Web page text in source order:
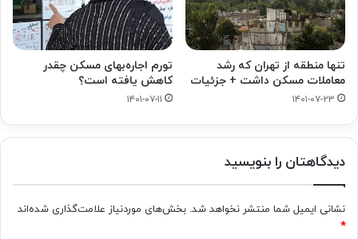
تنها منطقه از تهران که رشد
معاملات مسکن داشت + جزئیات
۱۴۰۱-۰۷-۲۳
تورم اجاره‌بهای مسکن چقدر
کاهش یافته است؟
۱۴۰۱-۰۷-۱۱
دیدگاهتان را بنویسید
نشانی ایمیل شما منتشر نخواهد شد. بخش‌های موردنیاز علامت‌گذاری شده‌اند
*